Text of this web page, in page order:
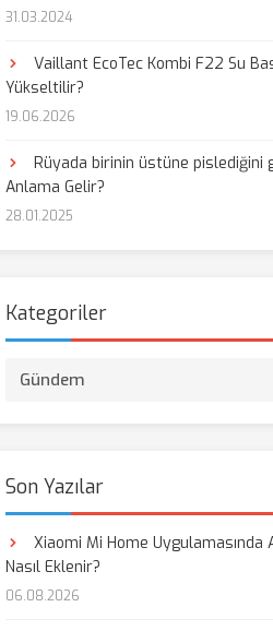
31.03.2024
Vaillant EcoTec Kombi F22 Su
Yükseltilir?
19.06.2026
Rüyada birinin üstüne pislediğini
Anlama Gelir?
28.01.2025
Kategoriler
Gündem
Son Yazılar
Xiaomi Mi Home Uygulamasında
Nasıl Eklenir?
06.08.2026